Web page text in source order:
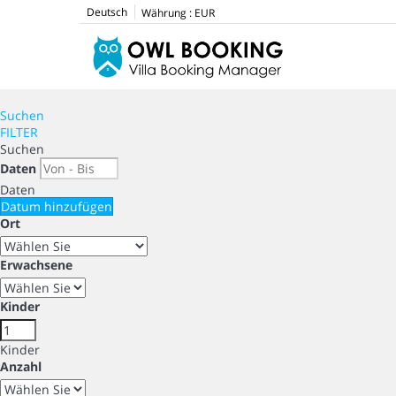
Deutsch Währung : EUR
Suchen
FILTER
Suchen
Daten
Daten
Datum hinzufügen
Ort
Erwachsene
Kinder
Kinder
Anzahl